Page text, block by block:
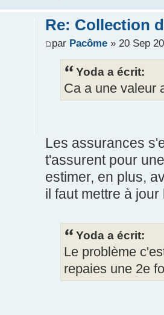
Re: Collection
par Pacôme» 20 Sep
Yoda a écrit:
Ca a une valeur
Les assurances
t'assurent pour
estimer, en plus,
il faut mettre à
Yoda a écrit:
Le problème
repaies une 2e